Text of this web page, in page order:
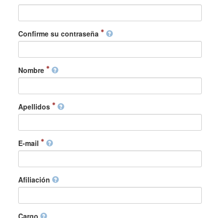
Confirme su contraseña
Nombre
Apellidos
E-mail
Afiliación
Cargo